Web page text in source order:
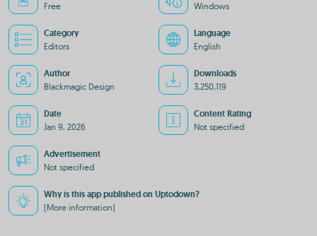
Free Windows
Category
Editors
Language
English
Author
Blackmagic Design
Downloads
3,250,119
Date
Jan 9, 2026
Content Rating
Not specified
Advertisement
Not specified
Why is this app published on Uptodown?
(More information)